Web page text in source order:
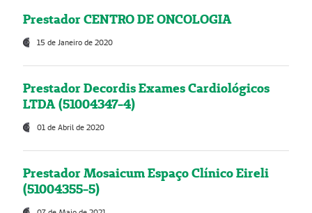
Prestador CENTRO DE ONCOLOGIA
15 de Janeiro de 2020
Prestador Decordis Exames Cardiológicos
LTDA (51004347-4)
01 de Abril de 2020
Prestador Mosaicum Espaço Clínico Eireli
(51004355-5)